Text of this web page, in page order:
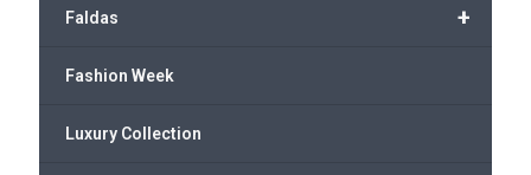
+
Faldas
Fashion Week
Luxury Collection